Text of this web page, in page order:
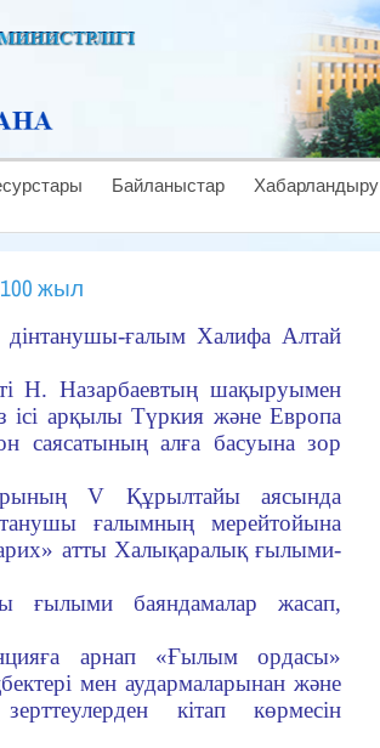
Байланыстар Хабарландыру
жыл
дінтанушы-ғалым Халифа Алтай
Н. Назарбаевтың шақыруымен
ісі арқылы Түркия және Европа
саясатының алға басуына зор
V Құрылтайы аясында
ғалымның мерейтойына
атты Халықаралық ғылыми-
ғылыми баяндамалар жасап,
арнап «Ғылым ордасы»
мен аудармаларынан және
кітап көрмесін